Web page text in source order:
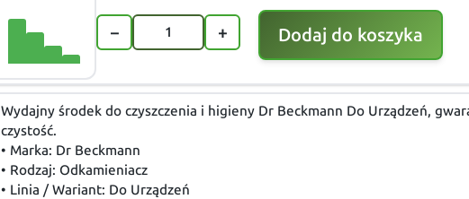
− + Dodaj do koszyka
Wydajny środek do czyszczenia i higieny Dr Beckmann Do Urządzeń,
czystość.
• Marka: Dr Beckmann
• Rodzaj: Odkamieniacz
• Linia / Wariant: Do Urządzeń